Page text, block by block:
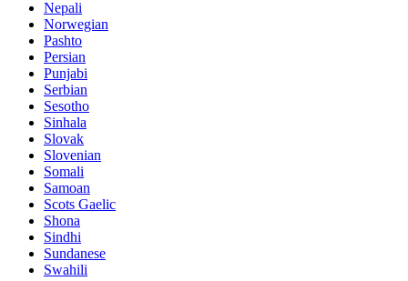
Nepali
Norwegian
Pashto
Persian
Punjabi
Serbian
Sesotho
Sinhala
Slovak
Slovenian
Somali
Samoan
Scots Gaelic
Shona
Sindhi
Sundanese
Swahili